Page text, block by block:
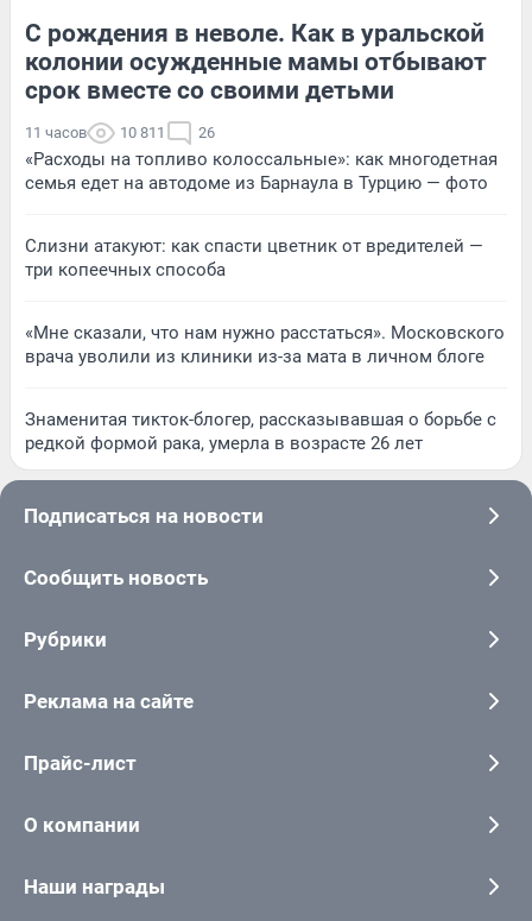
С рождения в неволе. Как в уральской
колонии осужденные мамы отбывают
срок вместе со своими детьми
11 часов 10 811 26
«Расходы на топливо колоссальные»: как многодетная
семья едет на автодоме из Барнаула в Турцию — фото
Слизни атакуют: как спасти цветник от вредителей —
три копеечных способа
«Мне сказали, что нам нужно расстаться». Московского
врача уволили из клиники из-за мата в личном блоге
Знаменитая тикток-блогер, рассказывавшая о борьбе с
редкой формой рака, умерла в возрасте 26 лет
Подписаться на новости
Сообщить новость
Рубрики
Реклама на сайте
Прайс-лист
О компании
Наши награды